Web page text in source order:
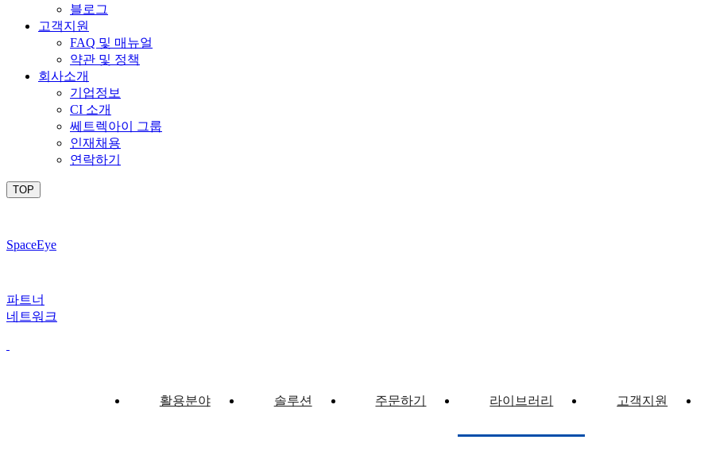
블로그
고객지원
FAQ 및 매뉴얼
약관 및 정책
회사소개
기업정보
CI 소개
쎄트렉아이 그룹
인재채용
연락하기
TOP
SpaceEye
파트너
네트워크
활용분야 솔루션 주문하기 라이브러리 고객지원